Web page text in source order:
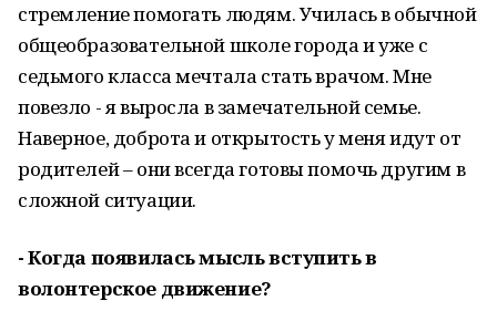
стремление помогать людям. Училась в обычной
общеобразовательной школе города и уже с
седьмого класса мечтала стать врачом. Мне
повезло - я выросла в замечательной семье.
Наверное, доброта и открытость у меня идут от
родителей – они всегда готовы помочь другим в
сложной ситуации.
- Когда появилась мысль вступить в
волонтерское движение?